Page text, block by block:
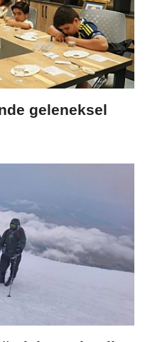
geleneksel